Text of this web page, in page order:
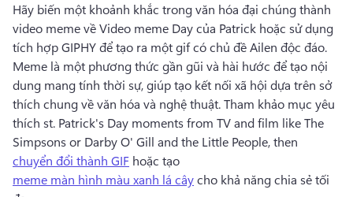
Hãy biến một khoảnh khắc trong văn hóa đại chúng thành
video meme về Video meme Day của Patrick hoặc sử dụng
Meme là một phương thức gần gũi và hài hước để tạo nội
dung mang tính thời sự, giúp tạo kết nối xã hội dựa trên sở
thích chung về văn hóa và nghệ thuật. Tham khảo mục yêu
thích st. Patrick's Day moments from TV and film like The
Simpsons or Darby O' Gill and the Little People, then
chuyển đổi thành GIF hoặc tạo
meme màn hình màu xanh lá cây cho khả năng chia sẻ tối